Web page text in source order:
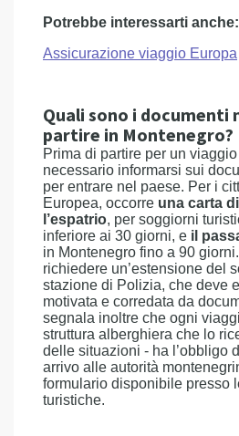
Potrebbe interessarti anche:
Assicurazione viaggio Europa
Quali sono i documenti
partire in Montenegro?
Prima di partire per un
necessario informarsi sui
per entrare nel paese. Per i
Europea, occorre una carta
l’espatrio, per soggiorni
inferiore ai 30 giorni, e il
in Montenegro fino a 90
richiedere un’estensione del
stazione di Polizia, che deve
motivata e corredata da
segnala inoltre che ogni
struttura alberghiera che lo
delle situazioni - ha l’obbligo
arrivo alle autorità
formulario disponibile presso
turistiche.